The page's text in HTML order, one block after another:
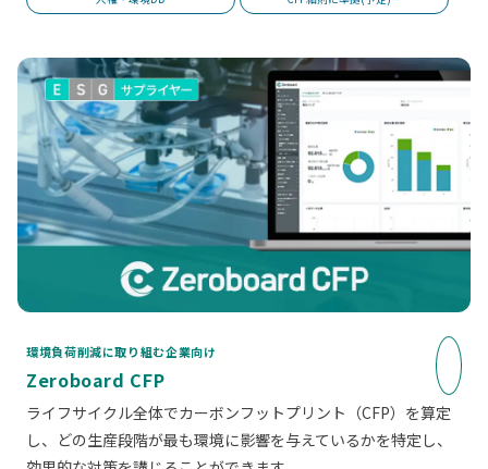
環境負荷削減に取り組む企業向け
Zeroboard CFP
ライフサイクル全体でカーボンフットプリント（CFP）を算定
し、どの生産段階が最も環境に影響を与えているかを特定し、